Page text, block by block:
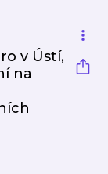
v Ústí,
na